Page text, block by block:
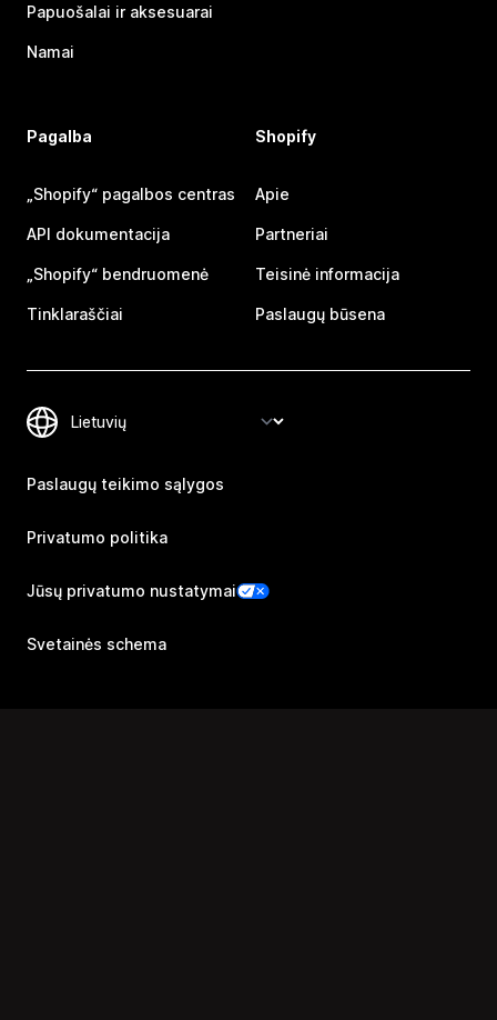
Papuošalai ir aksesuarai
Namai
Pagalba
„Shopify“ pagalbos centras
API dokumentacija
„Shopify“ bendruomenė
Tinklaraščiai
Shopify
Apie
Partneriai
Teisinė informacija
Paslaugų būsena
Paslaugų teikimo sąlygos
Privatumo politika
Jūsų privatumo nustatymai
Svetainės schema